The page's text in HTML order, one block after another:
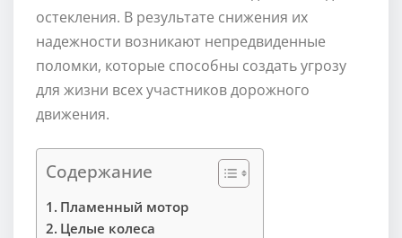
остекления. В результате снижения их
надежности возникают непредвиденные
поломки, которые способны создать угрозу
для жизни всех участников дорожного
движения.
Содержание
Пламенный мотор
Целые колеса